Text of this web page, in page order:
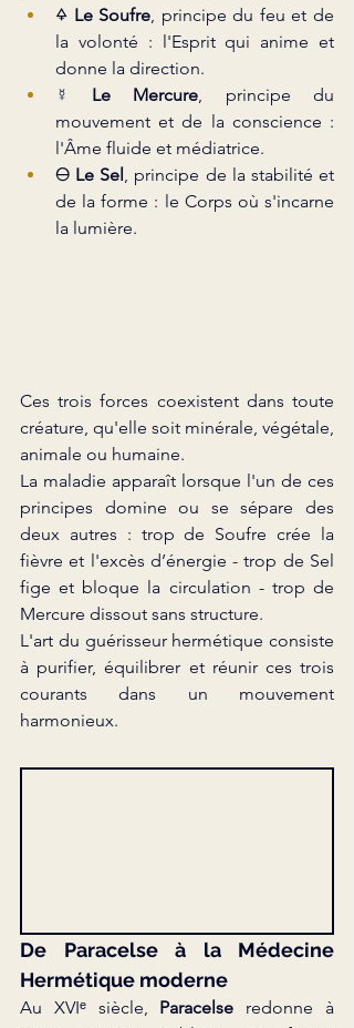
🜍 Le Soufre , principe du feu et de
la volonté : l'Esprit qui anime et
donne la direction.
☿ Le Mercure , principe du
mouvement et de la conscience :
l'Âme fluide et médiatrice.
🜔 Le Sel , principe de la stabilité et
de la forme : le Corps où s'incarne
la lumière.
Ces trois forces coexistent dans toute
créature, qu'elle soit minérale, végétale,
animale ou humaine.
La maladie apparaît lorsque l'un de ces
principes domine ou se sépare des
deux autres : trop de Soufre crée la
fièvre et l'excès d’énergie - trop de Sel
fige et bloque la circulation - trop de
Mercure dissout sans structure.
L'art du guérisseur hermétique consiste
à purifier, équilibrer et réunir ces trois
courants dans un mouvement
harmonieux.
De Paracelse à la Médecine
Hermétique moderne
Au XVIᵉ siècle, Paracelse redonne à